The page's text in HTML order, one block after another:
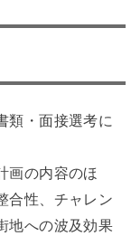
類・面接選考に
画の内容のほ
合性、チャレン
地への波及効果